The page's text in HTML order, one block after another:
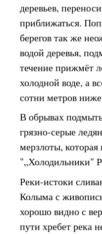
деревьев,
приближаться.
берегов так же
водой деревья,
течение прижмёт
холодной воде, а
сотни метров
В обрывах
грязно-серые
мерзлоты,
"„Холодильники"
Реки-истоки
Колыма с
хорошо видно с
пути хребет река